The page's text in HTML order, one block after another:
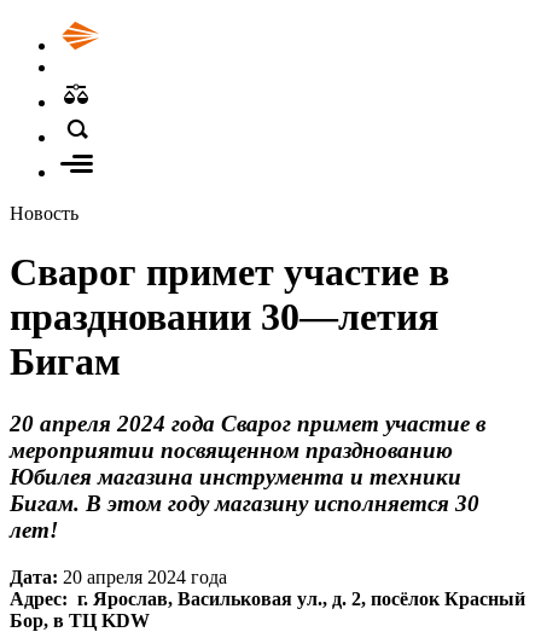
Новость
Сварог примет участие в
праздновании 30—летия
Бигам
20 апреля 2024 года Сварог примет участие в
мероприятии посвященном празднованию
Юбилея магазина инструмента и техники
Бигам. В этом году магазину исполняется 30
лет!
Дата: 20 апреля 2024 года
Адрес: г. Ярослав, Васильковая ул., д. 2, посёлок Красный
Бор, в ТЦ KDW